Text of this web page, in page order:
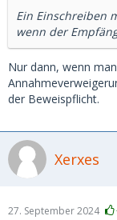
Ein Einschreiben
wenn der
Nur dann, wenn
der Beweispflicht.
Xerxes
27. September 2024